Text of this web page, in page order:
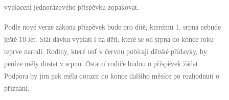
vyplacení jednorázového příspěvku zopakovat.
Podle nové verze zákona příspěvek bude pro dítě, kterému 1. srpna nebude
ještě 18 let. Stát dávku vyplatí i na děti, které se od srpna do konce roku
teprve narodí. Rodiny, které teď v červnu pobírají dětské přídavky, by
peníze měly dostat v srpnu. Ostatní rodiče budou o příspěvek žádat.
Podpora by jim pak měla dorazit do konce dalšího měsíce po rozhodnutí o
přiznání.